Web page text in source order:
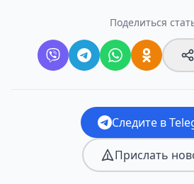
Поделиться
Следите в
Прислать